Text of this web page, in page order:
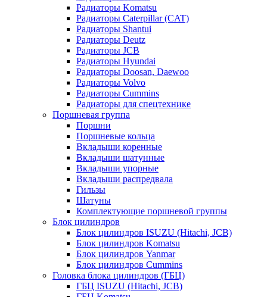
Радиаторы Komatsu
Радиаторы Caterpillar (CAT)
Радиаторы Shantui
Радиаторы Deutz
Радиаторы JCB
Радиаторы Hyundai
Радиаторы Doosan, Daewoo
Радиаторы Volvo
Радиаторы Cummins
Радиаторы для спецтехнике
Поршневая группа
Поршни
Поршневые кольца
Вкладыши коренные
Вкладыши шатунные
Вкладыши упорные
Вкладыши распредвала
Гильзы
Шатуны
Комплектующие поршневой группы
Блок цилиндров
Блок цилиндров ISUZU (Hitachi, JCB)
Блок цилиндров Komatsu
Блок цилиндров Yanmar
Блок цилиндров Cummins
Головка блока цилиндров (ГБЦ)
ГБЦ ISUZU (Hitachi, JCB)